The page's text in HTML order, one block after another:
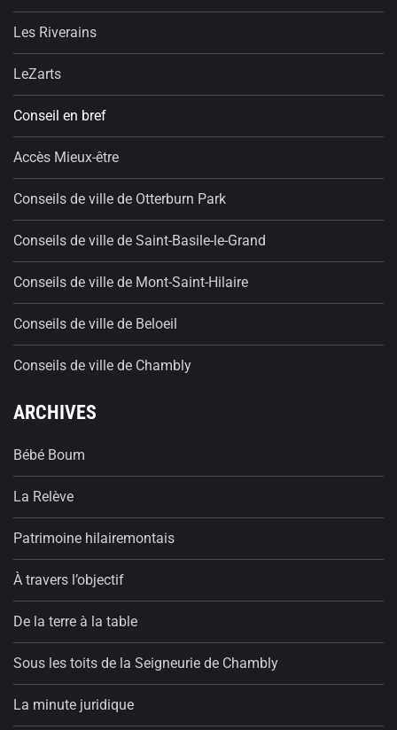
Les Riverains
LeZarts
Conseil en bref
Accès Mieux-être
Conseils de ville de Otterburn Park
Conseils de ville de Saint-Basile-le-Grand
Conseils de ville de Mont-Saint-Hilaire
Conseils de ville de Beloeil
Conseils de ville de Chambly
ARCHIVES
Bébé Boum
La Relève
Patrimoine hilairemontais
À travers l’objectif
De la terre à la table
Sous les toits de la Seigneurie de Chambly
La minute juridique